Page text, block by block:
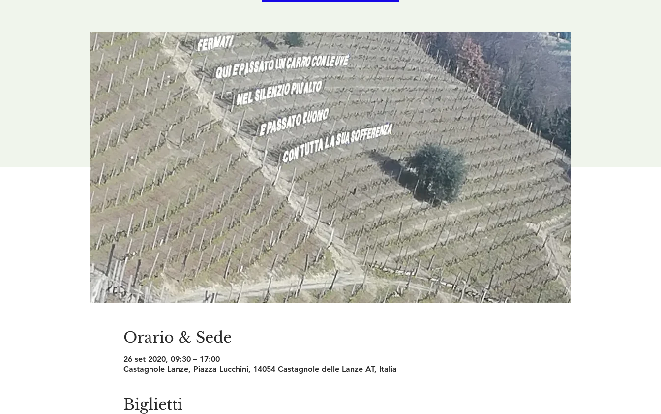
Orario & Sede
26 set 2020, 09:30 – 17:00
Castagnole Lanze, Piazza Lucchini, 14054 Castagnole delle Lanze AT, Italia
Biglietti